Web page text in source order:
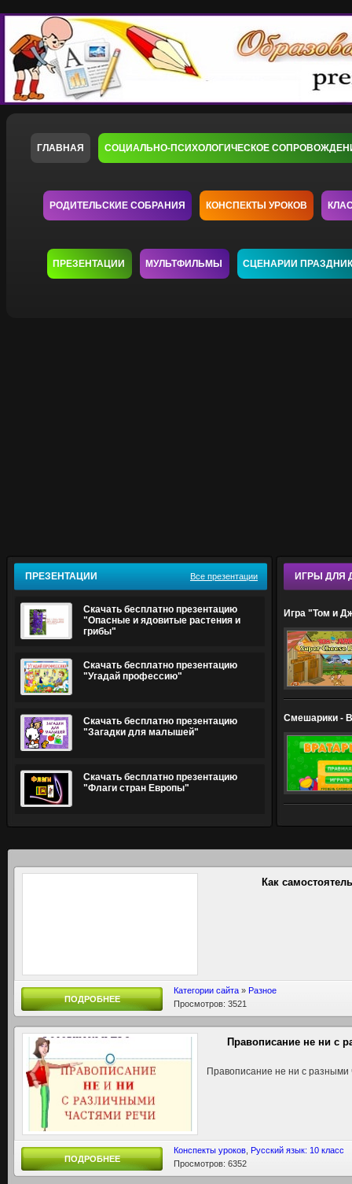
ГЛАВНАЯ СОЦИАЛЬНО-ПСИХОЛОГИЧЕСКОЕ
РОДИТЕЛЬСКИЕ СОБРАНИЯ КОНСПЕКТЫ УРОКОВ
ПРЕЗЕНТАЦИИ МУЛЬТФИЛЬМЫ СЦЕНАРИИ
ПРЕЗЕНТАЦИИ Все презентации
Скачать бесплатно презентацию
"Опасные и ядовитые растения и
грибы"
Скачать бесплатно презентацию
"Угадай профессию"
Скачать бесплатно презентацию
"Загадки для малышей"
Скачать бесплатно презентацию
"Флаги стран Европы"
ИГРЫ ДЛЯ
Игра "Том и
Смешарики -
Как
ПОДРОБНЕЕ
Категории сайта » Разное
Просмотров: 3521
Правописание не ни с
Правописание не ни с
ПОДРОБНЕЕ
Конспекты уроков Русский язык: 10 класс
Просмотров: 6352